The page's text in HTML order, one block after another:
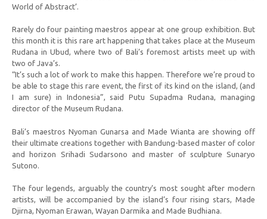
World of Abstract’.
Rarely do four painting maestros appear at one group exhibition. But
this month it is this rare art happening that takes place at the Museum
Rudana in Ubud, where two of Bali’s foremost artists meet up with
two of Java’s.
“It’s such a lot of work to make this happen. Therefore we’re proud to
be able to stage this rare event, the first of its kind on the island, (and
I am sure) in Indonesia”, said Putu Supadma Rudana, managing
director of the Museum Rudana.
Bali’s maestros Nyoman Gunarsa and Made Wianta are showing off
their ultimate creations together with Bandung-based master of color
and horizon Srihadi Sudarsono and master of sculpture Sunaryo
Sutono.
The four legends, arguably the country’s most sought after modern
artists, will be accompanied by the island’s four rising stars, Made
Djirna, Nyoman Erawan, Wayan Darmika and Made Budhiana.